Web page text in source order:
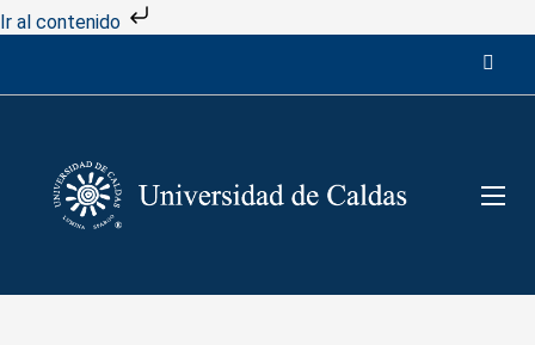
Ir al contenido